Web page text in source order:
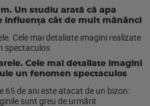
Un studiu arată că apa
influența cât de mult mănânci
Cele mai detaliate imagini
un fenomen spectaculos